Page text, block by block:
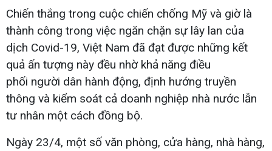
Chiến thắng trong cuộc chiến chống Mỹ và giờ là
thành công trong việc ngăn chặn sự lây lan của
dịch Covid-19, Việt Nam đã đạt được những kết
quả ấn tượng này đều nhờ khả năng điều
phối người dân hành động, định hướng truyền
thông và kiểm soát cả doanh nghiệp nhà nước lẫn
tư nhân một cách đồng bộ.
Ngày 23/4, một số văn phòng, cửa hàng, nhà hàng,